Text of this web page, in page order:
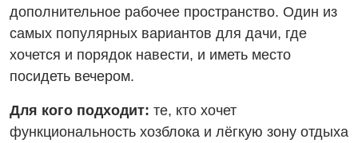
дополнительное рабочее пространство. Один из
самых популярных вариантов для дачи, где
хочется и порядок навести, и иметь место
посидеть вечером.
Для кого подходит: те, кто хочет
функциональность хозблока и лёгкую зону отдыха